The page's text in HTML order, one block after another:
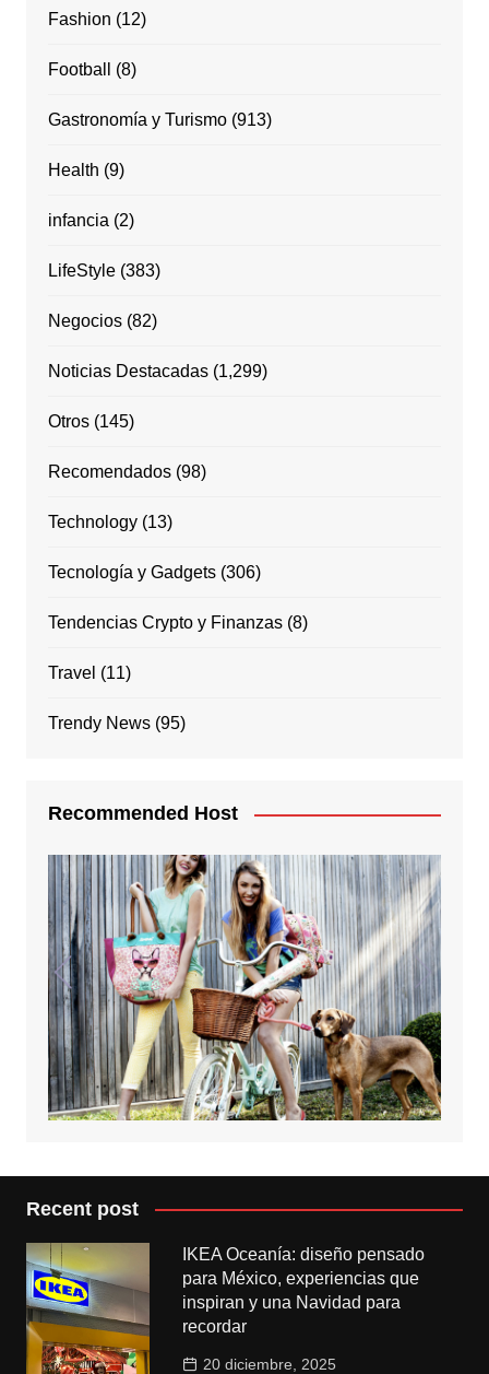
Fashion (12)
Football (8)
Gastronomía y Turismo(913)
Health (9)
infancia (2)
LifeStyle(383)
Negocios(82)
Noticias Destacadas(1,299)
Otros(145)
Recomendados(98)
Technology(13)
Tecnología y Gadgets(306)
Tendencias Crypto y Finanzas(8)
Travel (11)
Trendy News(95)
Recommended Host
Recent post
IKEA Oceanía: diseño pensado
para México, experiencias que
inspiran y una Navidad para
recordar
20 diciembre, 2025